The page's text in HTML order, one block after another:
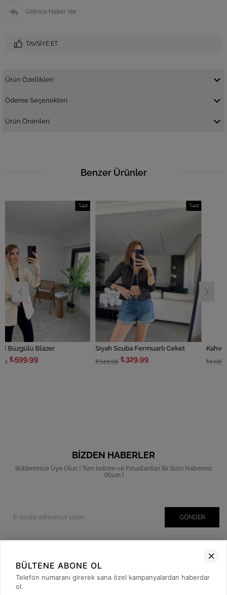
Gelince Haber Ver
TAVSIYE ET
Ürün Özellikleri
Ödeme Seçenekleri
Ürün Önerileri
Benzer Ürünler
Siyah Scuba Fermuarlı Ceket
₺329,99 ₺719,99
BIZDEN HABERLER
Bültenimize Üye Olun ! Tüm İndirim ve Fırsatlardan İlk Sizin Haberiniz
Olsun !
GÖNDER
Kurumsal
Müşteri İlişkileri
BÜLTENE ABONE OL
Telefon numaranı girerek sana özel kampanyalardan haberdar
ol.